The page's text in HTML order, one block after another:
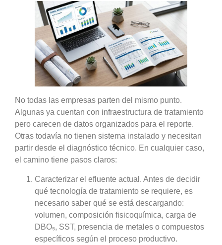
No todas las empresas parten del mismo punto.
Algunas ya cuentan con infraestructura de tratamiento
pero carecen de datos organizados para el reporte.
Otras todavía no tienen sistema instalado y necesitan
partir desde el diagnóstico técnico. En cualquier caso,
el camino tiene pasos claros:
Caracterizar el efluente actual. Antes de decidir
qué tecnología de tratamiento se requiere, es
necesario saber qué se está descargando:
volumen, composición fisicoquímica, carga de
DBO₅, SST, presencia de metales o compuestos
específicos según el proceso productivo.